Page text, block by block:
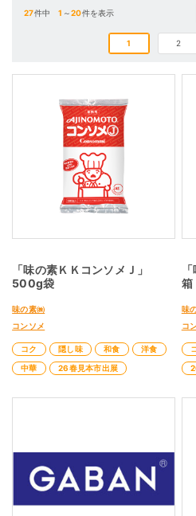
27件中1 ～20件を表示
1 2
「味の素ＫＫコンソメＪ」
500g袋
味の素㈱
コンソメ
コク 隠し味 和食
洋食
中華
26春見本市出展
箱
味
コ